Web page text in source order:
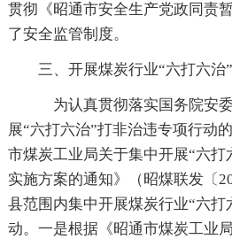
贯彻《昭通市安全生产党政同责
了安全监管制度。
三、开展煤炭行业“六打六
为认真贯彻落实国务院安
展“六打六治”打非治违专项行动
市煤炭工业局关于集中开展“六打
实施方案的通知》（昭煤联发〔
县范围内集中开展煤炭行业“六打
动。一是根据《昭通市煤炭工业